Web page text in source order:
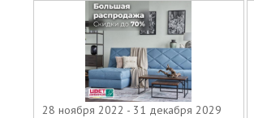
28 ноября 2022 - 31 декабря 2029